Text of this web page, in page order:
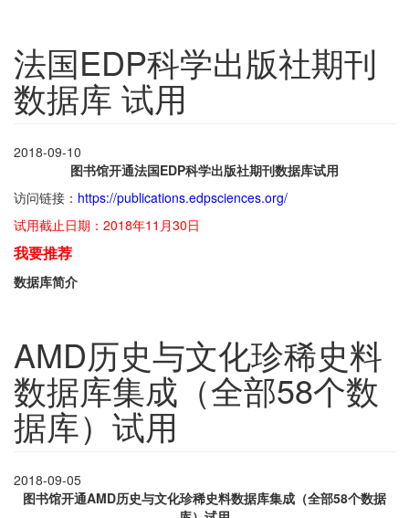
法国EDP科学出版社期刊
数据库 试用
2018-09-10
图书馆开通法国EDP科学出版社期刊数据库试用
访问链接： https://publications.edpsciences.org/
试用截止日期：2018年11月30日
我要推荐
数据库简介
AMD历史与文化珍稀史料
数据库集成（全部58个数
据库）试用
2018-09-05
图书馆开通AMD历史与文化珍稀史料数据库集成（全部58个数据